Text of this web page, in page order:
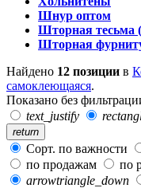
Шнур оптом
Шторная тесьма
Шторная
Найдено 12 позиции в
самоклеющаяся.
Показано без
text_justify
return
Сорт. по важности
по продажам
по
arrowtriangle_down